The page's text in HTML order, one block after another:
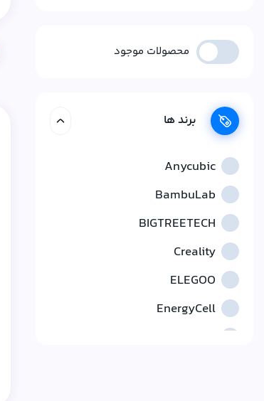
محصولات موجود
برند ها
Anycubic
BambuLab
BIGTREETECH
Creality
ELEGOO
EnergyCell